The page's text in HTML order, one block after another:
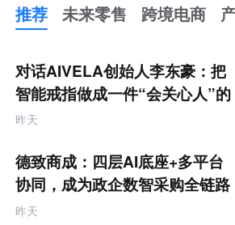
推荐 未来零售 跨境电商
来
零
售
跨
境
商
产
业
互
联
网
对话AIVELA创始人李东豪：把
智能戒指做成一件“会关心人”的
饰品
昨天
德致商成：四层AI底座+多平台
协同，成为政企数智采购全链路
服务商
昨天